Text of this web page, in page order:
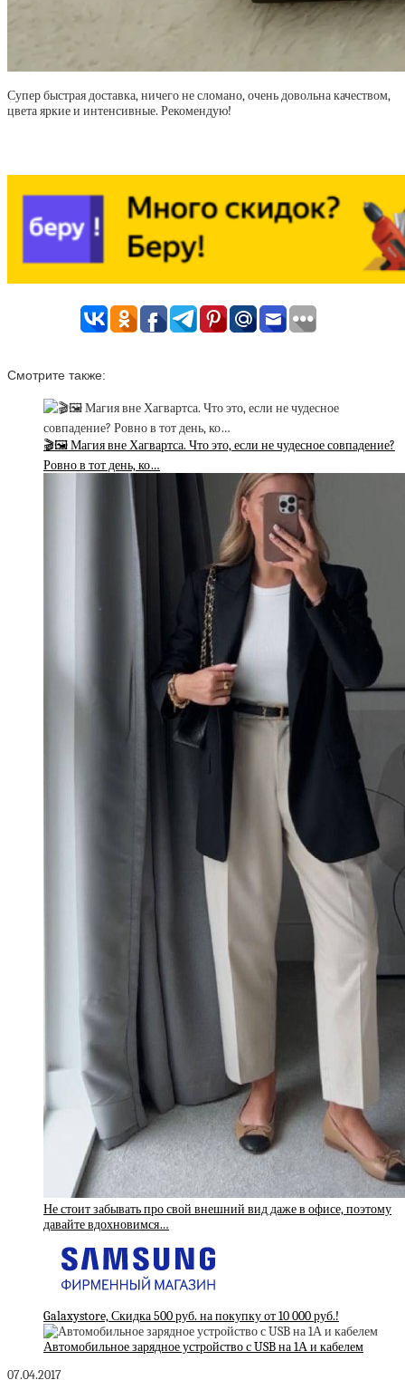
Супер быстрая доставка, ничего не сломано, очень довольна качеством,
цвета яркие и интенсивные. Рекомендую!
Смотрите также:
🎬🖼 Магия вне Хагвартса. Что это, если не чудесное совпадение?
Ровно в тот день, ко…
Не стоит забывать про свой внешний вид даже в офисе, поэтому
давайте вдохновимся…
Galaxystore, Скидка 500 руб. на покупку от 10 000 руб.!
Автомобильное зарядное устройство с USB на 1А и кабелем
07.04.2017